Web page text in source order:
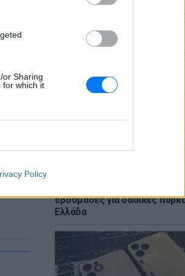
or Sharing
for which it
Policy
ΕΙΔΗΣΕΙΣ
Ποια χώρα έχτισε
400 χλμ. για τα τσουνάμι -
και γιατί διχάζει
Meteo: Ποιες είναι οι 6 πιο
εβδομάδες για δασικές
Ελλάδα